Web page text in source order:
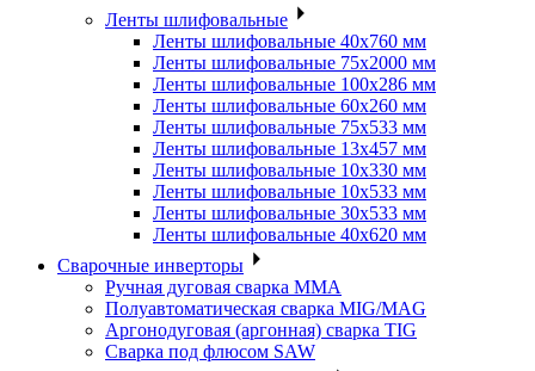
Ленты шлифовальные
Ленты шлифовальные 40х760 мм
Ленты шлифовальные 75х2000 мм
Ленты шлифовальные 100х286 мм
Ленты шлифовальные 60х260 мм
Ленты шлифовальные 75х533 мм
Ленты шлифовальные 13х457 мм
Ленты шлифовальные 10х330 мм
Ленты шлифовальные 10х533 мм
Ленты шлифовальные 30х533 мм
Ленты шлифовальные 40х620 мм
Сварочные инверторы
Ручная дуговая сварка MMA
Полуавтоматическая сварка MIG/MAG
Аргонодуговая (аргонная) сварка TIG
Сварка под флюсом SAW